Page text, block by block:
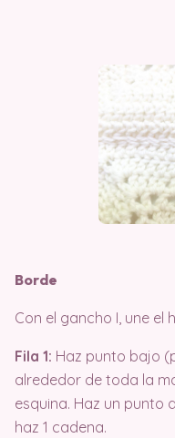
Borde
Con el gancho I, une el
Fila 1: Haz punto bajo
alrededor de toda la
esquina. Haz un punto
haz 1 cadena.